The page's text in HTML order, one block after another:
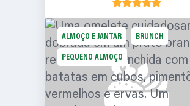
ALMOÇO E JANTAR BRUNCH
PEQUENO ALMOÇO